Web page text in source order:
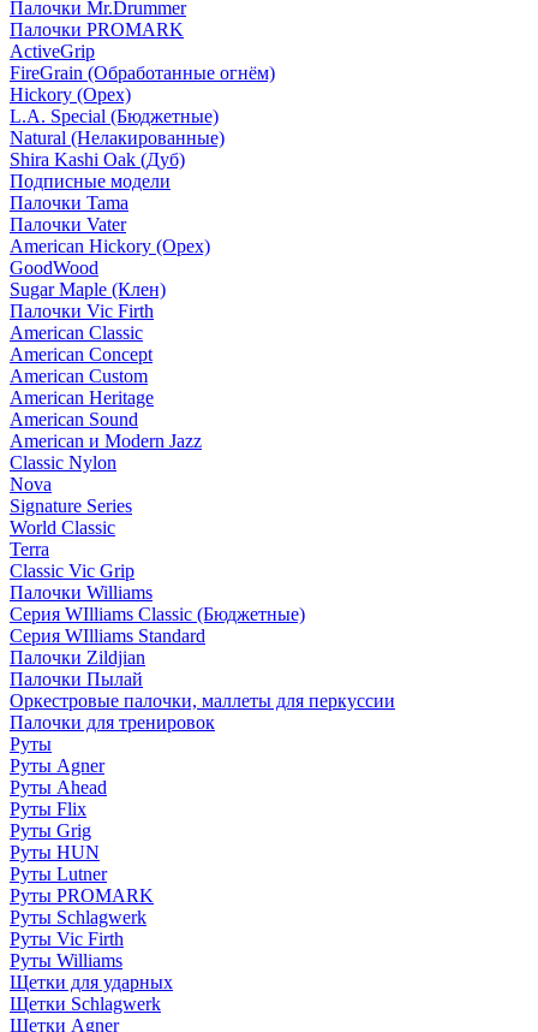
Палочки Mr.Drummer
Палочки PROMARK
ActiveGrip
FireGrain (Обработанные огнём)
Hickory (Орех)
L.A. Special (Бюджетные)
Natural (Нелакированные)
Shira Kashi Oak (Дуб)
Подписные модели
Палочки Tama
Палочки Vater
American Hickory (Орех)
GoodWood
Sugar Maple (Клен)
Палочки Vic Firth
American Classic
American Concept
American Custom
American Heritage
American Sound
American и Modern Jazz
Classic Nylon
Nova
Signature Series
World Classic
Terra
Classic Vic Grip
Палочки Williams
Серия WIlliams Classic (Бюджетные)
Серия WIlliams Standard
Палочки Zildjian
Палочки Пылай
Оркестровые палочки, маллеты для перкуссии
Палочки для тренировок
Руты
Руты Agner
Руты Ahead
Руты Flix
Руты Grig
Руты HUN
Руты Lutner
Руты PROMARK
Руты Schlagwerk
Руты Vic Firth
Руты Williams
Щетки для ударных
Щетки Schlagwerk
Щетки Agner